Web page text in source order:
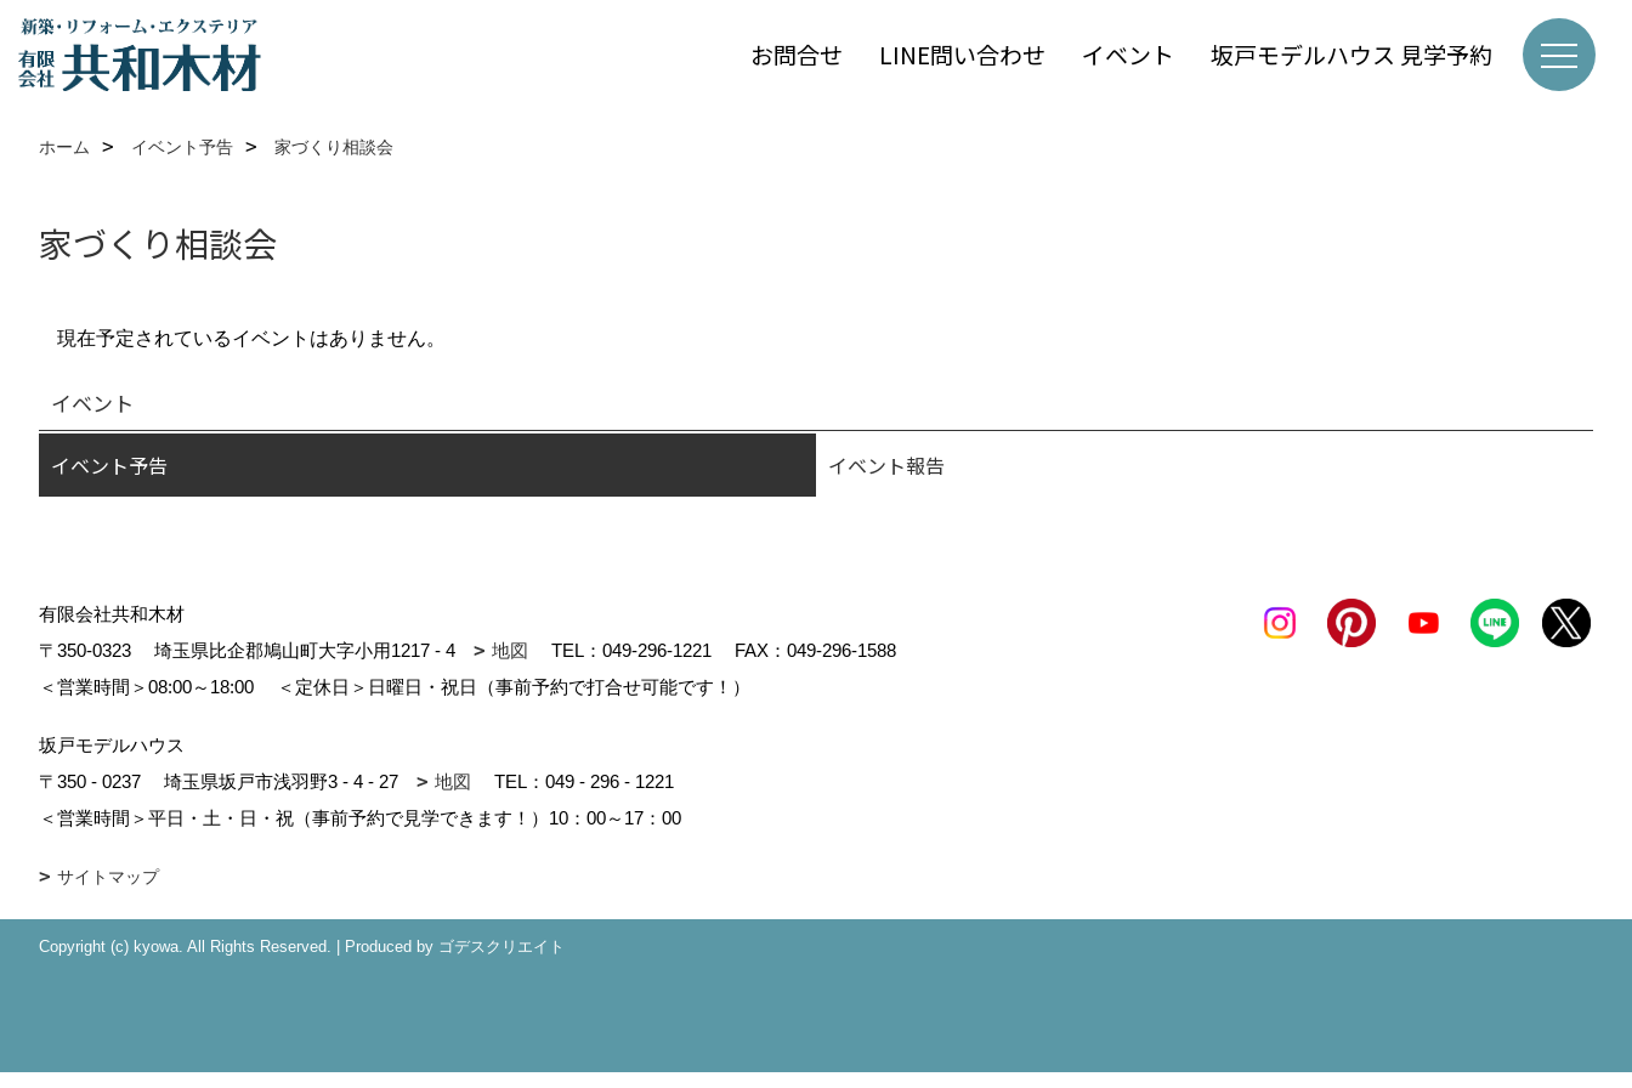
お問合せ LINE問い合わせ イベント 坂戸モデルハウス 見学予約
ホーム イベント予告 家づくり相談会
家づくり相談会
現在予定されているイベントはありません。
イベント
イベント予告 イベント報告
有限会社共和木材
〒350-0323
埼玉県比企郡鳩山町大字小用1217 - 4 地図 TEL： 049-296-1221
FAX：049-296-1588
＜営業時間＞08:00～18:00
＜定休日＞日曜日・祝日（事前予約で打合せ可能です！）
坂戸モデルハウス
〒350 - 0237
埼玉県坂戸市浅羽野3 - 4 - 27 地図 TEL： 049 - 296 - 1221
＜営業時間＞平日・土・日・祝（事前予約で見学できます！）10：00～17：00
サイトマップ
Copyright (c) kyowa. All Rights Reserved. Produced by ゴデスクリエイト